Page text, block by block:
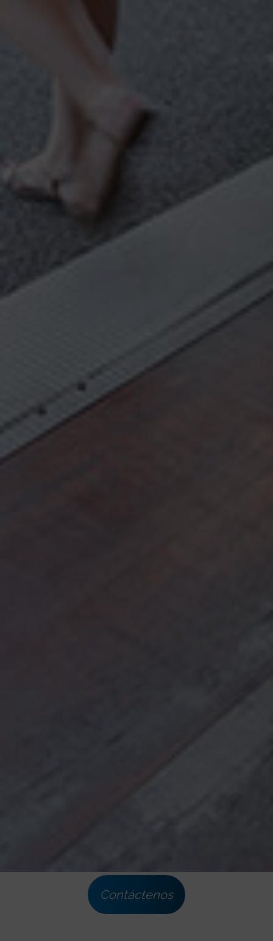
Contáctenos